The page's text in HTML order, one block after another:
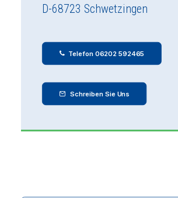
D-68723 Schwetzingen
Telefon 06202 592465
Schreiben Sie Uns